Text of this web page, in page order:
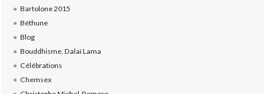
Bartolone 2015
Béthune
Blog
Bouddhisme, Dalaï Lama
Célébrations
Chemsex